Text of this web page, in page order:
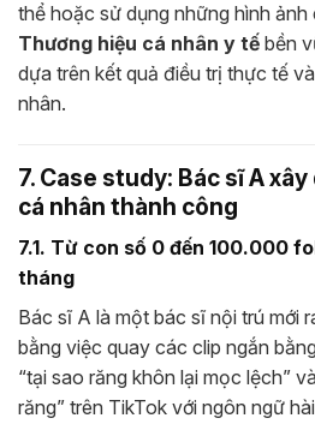
thể hoặc sử dụng những hình ảnh
Thương hiệu cá nhân y tế bền
dựa trên kết quả điều trị thực tế
nhân.
7. Case study: Bác sĩ A
cá nhân thành công
7.1. Từ con số 0 đến 100.000
tháng
Bác sĩ A là một bác sĩ nội trú mới
bằng việc quay các clip ngắn
“tại sao răng khôn lại mọc lệch”
răng” trên TikTok với ngôn ngữ